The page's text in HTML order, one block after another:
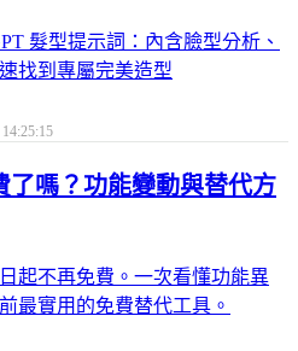
髮型提示詞：內含臉型分析、
找到專屬完美造型
了嗎？功能變動與替代方
起不再免費。一次看懂功能異
最實用的免費替代工具。